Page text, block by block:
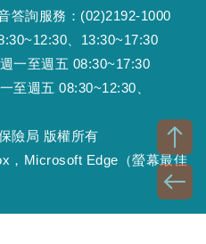
答詢服務：(02)2192-1000
、13:30~17:30
一至週五 08:30~17:30
至週五 08:30~12:30、
險局 版權所有
，Microsoft Edge（螢幕最佳